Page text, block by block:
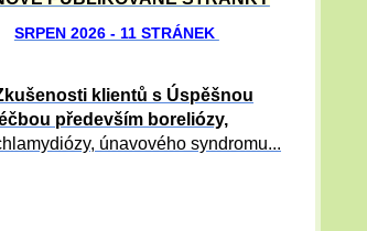
SRPEN 2026 - 11 STRÁNEK
klientů s Úspěšnou
především boreliózy,
únavového syndromu...